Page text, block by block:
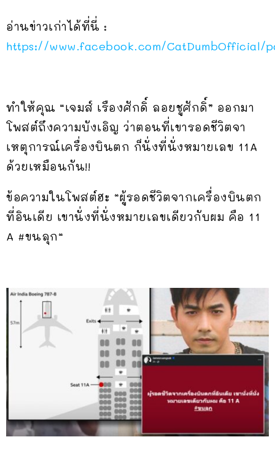
อ่านข่าวเก่าได้ที่นี่ :
https://www.facebook.com/CatDumbOfficial/
ทำให้คุณ “เจมส์ เรืองศักดิ์ ลอยชูศักดิ์” ออกมา
โพสต์ถึงความบังเอิญ ว่าตอนที่เขารอดชีวิตจา
เหตุการณ์เครื่องบินตก ก็นั่งที่นั่งหมายเลข 11A
ด้วยเหมือนกัน!!
ข้อความในโพสต์ฮะ “ผู้รอดชีวิตจากเครื่องบินตก
ที่อินเดีย เขานั่งที่นั่งหมายเลขเดียวกับผม คือ 11
A #ขนลุก“